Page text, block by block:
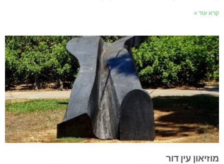
קרא עוד »
מוזיאון עין דור